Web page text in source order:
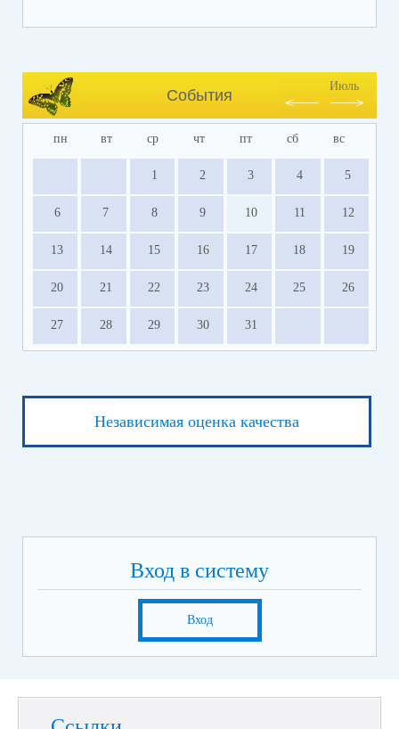
События
Июль
пн вт ср чт пт сб вс
1 2 3 4 5
6 7 8 9 10 11 12
13 14 15 16 17 18 19
20 21 22 23 24 25 26
27 28 29 30 31
Независимая оценка качества
Вход в систему
Вход